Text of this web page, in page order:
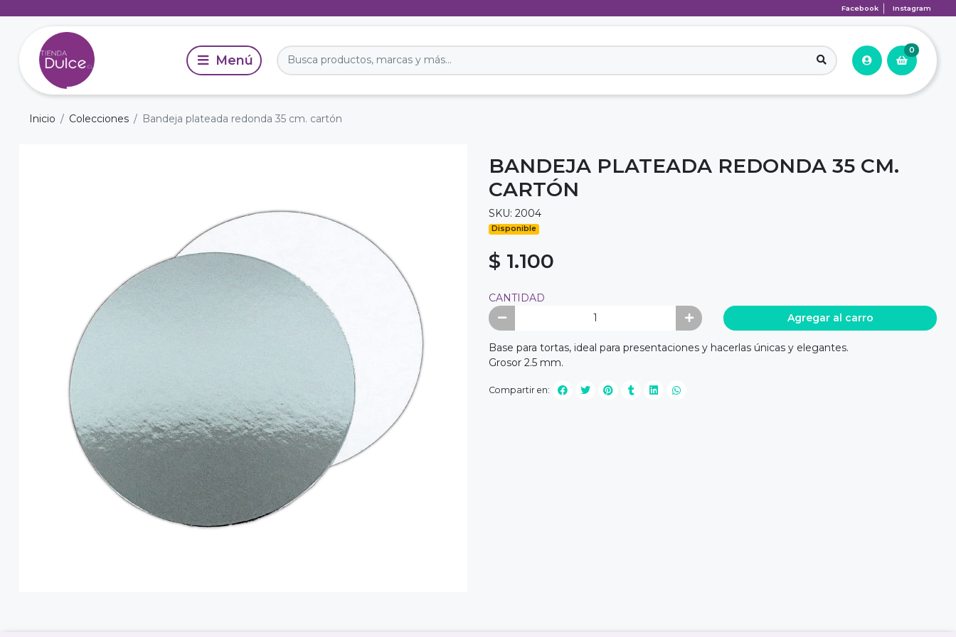
Facebook Instagram
0
Inicio Colecciones Bandeja plateada redonda 35 cm. cartón
BANDEJA PLATEADA REDONDA 35 CM.
CARTÓN
SKU: 2004
Disponible
$ 1.100
CANTIDAD
Agregar al carro
Base para tortas, ideal para presentaciones y hacerlas únicas y elegantes.
Grosor 2.5 mm.
Compartir en: